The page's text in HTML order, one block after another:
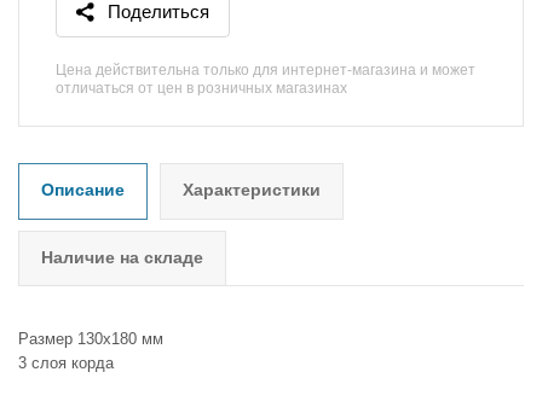
Поделиться
Цена действительна только для интернет-магазина и может
отличаться от цен в розничных магазинах
Описание Характеристики
Наличие на складе
Размер 130x180 мм
3 слоя корда